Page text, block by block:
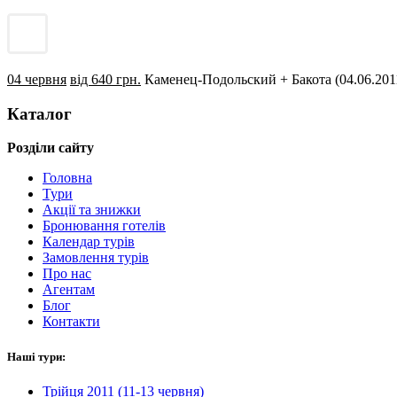
04 червня від 640 грн. Каменец-Подольский + Бакота
Каталог
Розділи сайту
Головна
Тури
Акції та знижки
Бронювання готелів
Календар турів
Замовлення турів
Про нас
Агентам
Блог
Контакти
Наші тури:
Трійця 2011 (11-13 червня)